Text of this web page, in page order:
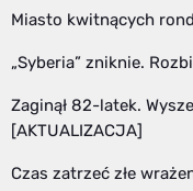
Miasto kwitnących
„Syberia” zniknie.
Zaginął 82-latek.
[AKTUALIZACJA]
Czas zatrzeć złe